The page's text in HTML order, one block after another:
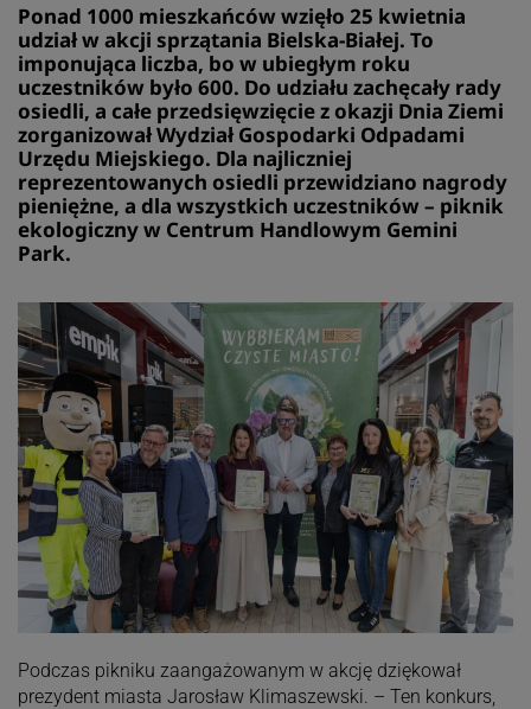
Ponad 1000 mieszkańców wzięło 25 kwietnia
udział w akcji sprzątania Bielska-Białej. To
imponująca liczba, bo w ubiegłym roku
uczestników było 600. Do udziału zachęcały rady
osiedli, a całe przedsięwzięcie z okazji Dnia Ziemi
zorganizował Wydział Gospodarki Odpadami
Urzędu Miejskiego. Dla najliczniej
reprezentowanych osiedli przewidziano nagrody
pieniężne, a dla wszystkich uczestników – piknik
ekologiczny w Centrum Handlowym Gemini
Park.
Podczas pikniku zaangażowanym w akcję dziękował
prezydent miasta Jarosław Klimaszewski. – Ten konkurs,